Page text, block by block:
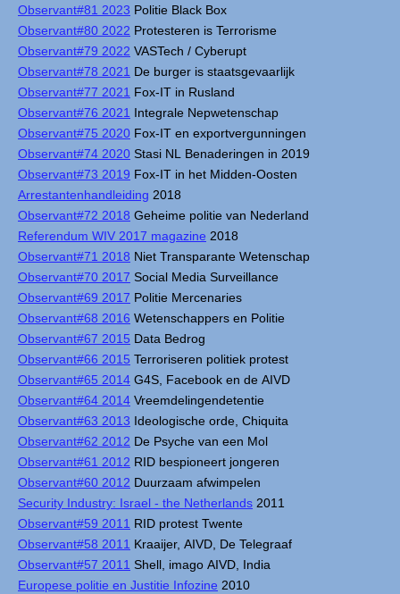
Observant#81 2023 Politie Black Box
Observant#80 2022 Protesteren is Terrorisme
Observant#79 2022 VASTech / Cyberupt
Observant#78 2021 De burger is staatsgevaarlijk
Observant#77 2021 Fox-IT in Rusland
Observant#76 2021 Integrale Nepwetenschap
Observant#75 2020 Fox-IT en exportvergunningen
Observant#74 2020 Stasi NL Benaderingen in 2019
Observant#73 2019 Fox-IT in het Midden-Oosten
Arrestantenhandleiding 2018
Observant#72 2018 Geheime politie van Nederland
Referendum WIV 2017 magazine 2018
Observant#71 2018 Niet Transparante Wetenschap
Observant#70 2017 Social Media Surveillance
Observant#69 2017 Politie Mercenaries
Observant#68 2016 Wetenschappers en Politie
Observant#67 2015 Data Bedrog
Observant#66 2015 Terroriseren politiek protest
Observant#65 2014 G4S, Facebook en de AIVD
Observant#64 2014 Vreemdelingendetentie
Observant#63 2013 Ideologische orde, Chiquita
Observant#62 2012 De Psyche van een Mol
Observant#61 2012 RID bespioneert jongeren
Observant#60 2012 Duurzaam afwimpelen
Security Industry: Israel - the Netherlands 2011
Observant#59 2011 RID protest Twente
Observant#58 2011 Kraaijer, AIVD, De Telegraaf
Observant#57 2011 Shell, imago AIVD, India
Europese politie en Justitie Infozine 2010